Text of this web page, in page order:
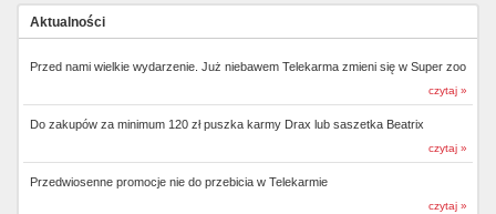
Aktualności
Przed nami wielkie wydarzenie. Już niebawem Telekarma zmieni się w Super zoo
czytaj »
Do zakupów za minimum 120 zł puszka karmy Drax lub saszetka Beatrix
czytaj »
Przedwiosenne promocje nie do przebicia w Telekarmie
czytaj »